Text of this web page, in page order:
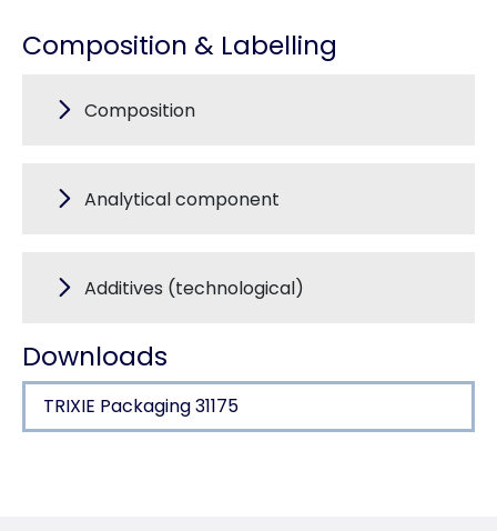
Composition & Labelling
Composition
Analytical component
Additives (technological)
Downloads
TRIXIE Packaging 31175